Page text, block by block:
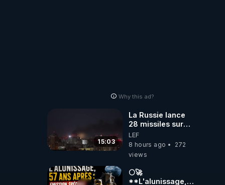
Why this ad?
15:03
La Russie lance
28 missiles sur
Kiev, l'attaque
révèle la faiblesse
de Kiev
LEF
8 hours ago
272
views
🌕🚀
**L'alunissage,